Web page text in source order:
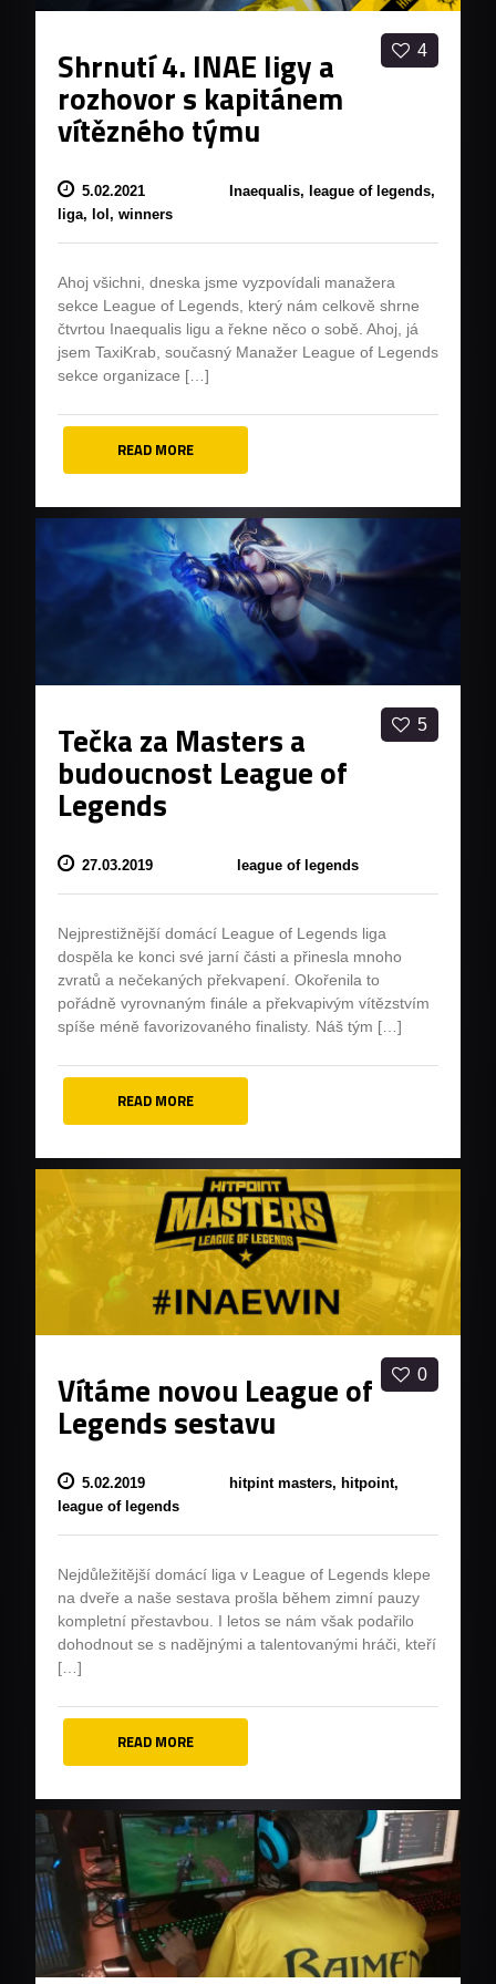
4
Shrnutí 4. INAE ligy a
rozhovor s kapitánem
vítězného týmu
5.02.2021 Inaequalis, league of legends,
liga, lol, winners
Ahoj všichni, dneska jsme vyzpovídali manažera
sekce League of Legends, který nám celkově shrne
čtvrtou Inaequalis ligu a řekne něco o sobě. Ahoj, já
jsem TaxiKrab, současný Manažer League of Legends
sekce organizace […]
READ MORE
5
Tečka za Masters a
budoucnost League of
Legends
27.03.2019 league of legends
Nejprestižnější domácí League of Legends liga
dospěla ke konci své jarní části a přinesla mnoho
zvratů a nečekaných překvapení. Okořenila to
pořádně vyrovnaným finále a překvapivým vítězstvím
spíše méně favorizovaného finalisty. Náš tým […]
READ MORE
0
Vítáme novou League of
Legends sestavu
5.02.2019 hitpint masters, hitpoint,
league of legends
Nejdůležitější domácí liga v League of Legends klepe
na dveře a naše sestava prošla během zimní pauzy
kompletní přestavbou. I letos se nám však podařilo
dohodnout se s nadějnými a talentovanými hráči, kteří
[…]
READ MORE